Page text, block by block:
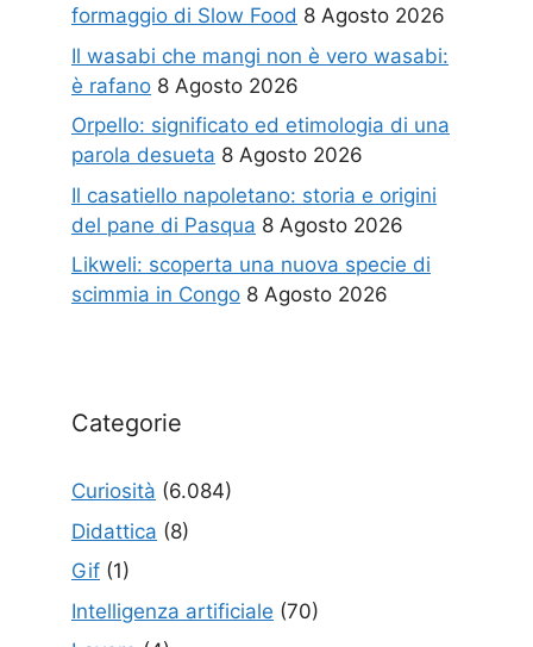
formaggio di Slow Food 8 Agosto 2026
Il wasabi che mangi non è vero wasabi:
è rafano 8 Agosto 2026
Orpello: significato ed etimologia di una
parola desueta 8 Agosto 2026
Il casatiello napoletano: storia e origini
del pane di Pasqua 8 Agosto 2026
Likweli: scoperta una nuova specie di
scimmia in Congo 8 Agosto 2026
Categorie
Curiosità (6.084)
Didattica (8)
Gif (1)
Intelligenza artificiale (70)